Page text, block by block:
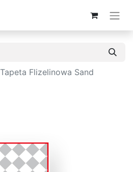
Tapeta Flizelinowa Sand